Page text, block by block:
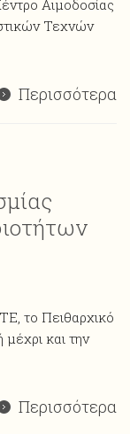
Αιμοδοσίας
Τεχνών
Περισσότερα
το Πειθαρχικό
μέχρι και την
Περισσότερα